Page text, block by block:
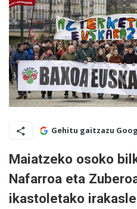
Gehitu gaitzazu
Maiatzeko osoko
Nafarroa eta
ikastoletako